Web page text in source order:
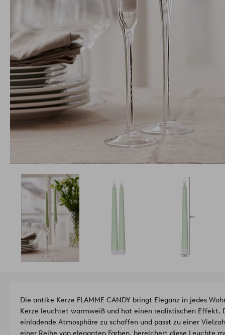
Die antike Kerze FLAMME CANDY bringt Eleganz in jedes
Kerze leuchtet warmweiß und hat einen realistischen
einladende Atmosphäre zu schaffen und passt zu einer
einer Reihe von eleganten Farben, bereichert diese Leuchte